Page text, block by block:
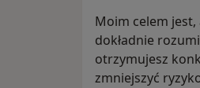
Moim celem
dokładnie
otrzymujesz
zmniejszyć